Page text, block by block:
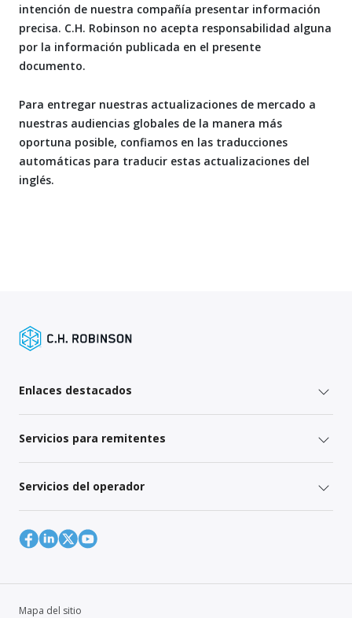
intención de nuestra compañía presentar información
precisa. C.H. Robinson no acepta responsabilidad alguna
por la información publicada en el presente
documento.
Para entregar nuestras actualizaciones de mercado a
nuestras audiencias globales de la manera más
oportuna posible, confiamos en las traducciones
automáticas para traducir estas actualizaciones del
inglés.
Enlaces destacados
Servicios para remitentes
Servicios del operador
Mapa del sitio